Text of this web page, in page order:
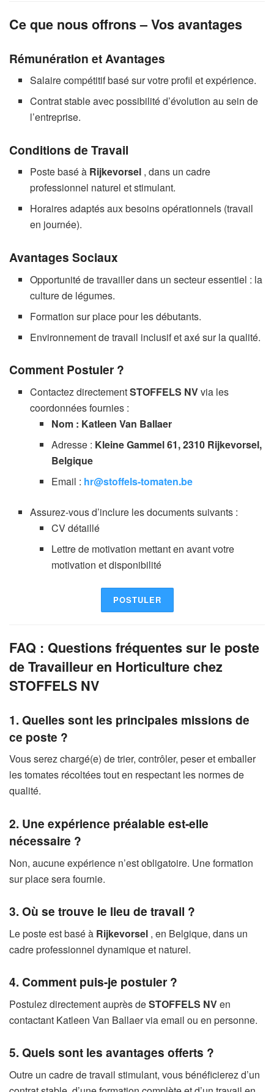
Ce que nous offrons – Vos avantages
Rémunération et Avantages
Salaire compétitif basé sur votre profil et expérience.
Contrat stable avec possibilité d’évolution au sein de
l’entreprise.
Conditions de Travail
Poste basé à Rijkevorsel , dans un cadre
professionnel naturel et stimulant.
Horaires adaptés aux besoins opérationnels (travail
en journée).
Avantages Sociaux
Opportunité de travailler dans un secteur essentiel : la
culture de légumes.
Formation sur place pour les débutants.
Environnement de travail inclusif et axé sur la qualité.
Comment Postuler ?
Contactez directementSTOFFELS NVvia les
coordonnées fournies :
Nom : Katleen Van Ballaer
Adresse : Kleine Gammel 61, 2310 Rijkevorsel,
Belgique
Email : hr@stoffels-tomaten.be
Assurez-vous d’inclure les documents suivants :
CV détaillé
Lettre de motivation mettant en avant votre
motivation et disponibilité
POSTULER
FAQ : Questions fréquentes sur le poste
de Travailleur en Horticulture chez
STOFFELS NV
1. Quelles sont les principales missions de
ce poste ?
Vous serez chargé(e) de trier, contrôler, peser et emballer
les tomates récoltées tout en respectant les normes de
qualité.
2. Une expérience préalable est-elle
nécessaire ?
Non, aucune expérience n’est obligatoire. Une formation
sur place sera fournie.
3. Où se trouve le lieu de travail ?
Le poste est basé à Rijkevorsel , en Belgique, dans un
cadre professionnel dynamique et naturel.
4. Comment puis-je postuler ?
Postulez directement auprès deSTOFFELS NVen
contactant Katleen Van Ballaer via email ou en personne.
5. Quels sont les avantages offerts ?
Outre un cadre de travail stimulant, vous bénéficierez d’un